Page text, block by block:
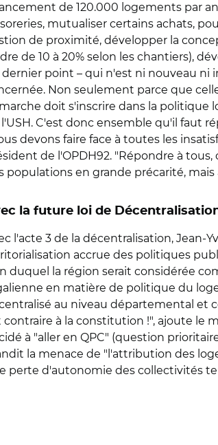
page sur Facebook
page sur Linkedin
page sur Twitter
de 120.000 logements par
mutualiser certains achats,
de proximité, développer la
de 10 à 20% selon les chantiers),
dernier point – qui n'est ni nouveau ni
Non seulement parce que
doit s'inscrire dans la politique
C'est donc ensemble qu'il faut
devons faire face à toutes les
de l'OPDH92. "Répondre à
populations en grande précarité,
la future loi de
l'acte 3 de la décentralisation, Jean-
accrue des politiques
duquel la région serait considérée
en matière de politique du
au niveau départemental et
contraire à la constitution !", ajoute le
à "aller en QPC" (question
la menace de "l'attribution des
perte d'autonomie des collectivités